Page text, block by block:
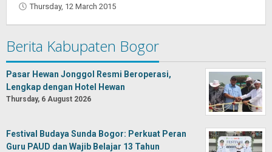
Thursday, 12 March 2015
Saputra
Berita Kabupaten Bogor
Pasar Hewan Jonggol Resmi Beroperasi,
Lengkap dengan Hotel Hewan
Thursday, 6 August 2026
Festival Budaya Sunda Bogor: Perkuat Peran
Guru PAUD dan Wajib Belajar 13 Tahun